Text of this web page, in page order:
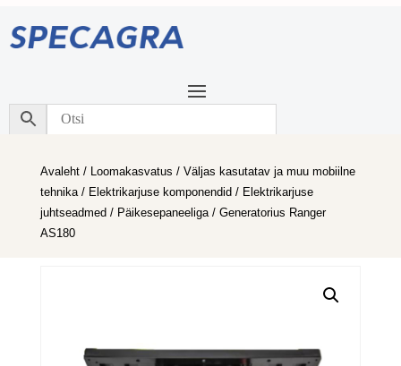
Avaleht/ Loomakasvatus / Väljas kasutatav ja muu mobiilne
tehnika/ Elektrikarjuse komponendid / Elektrikarjuse
juhtseadmed / Päikesepaneeliga/ Generatorius Ranger
AS180